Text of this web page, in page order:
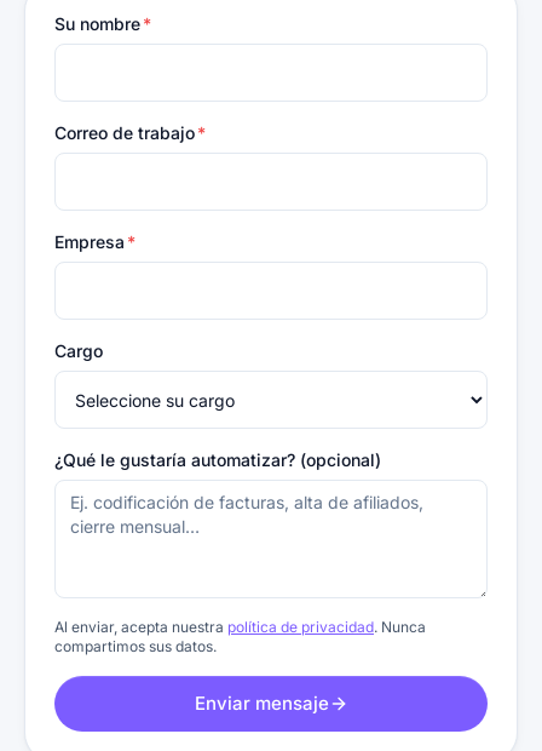
Su nombre*
Correo de trabajo*
Empresa *
Cargo
¿Qué le gustaría automatizar? (opcional)
Al enviar, acepta nuestra política de privacidad. Nunca
compartimos sus datos.
Enviar mensaje